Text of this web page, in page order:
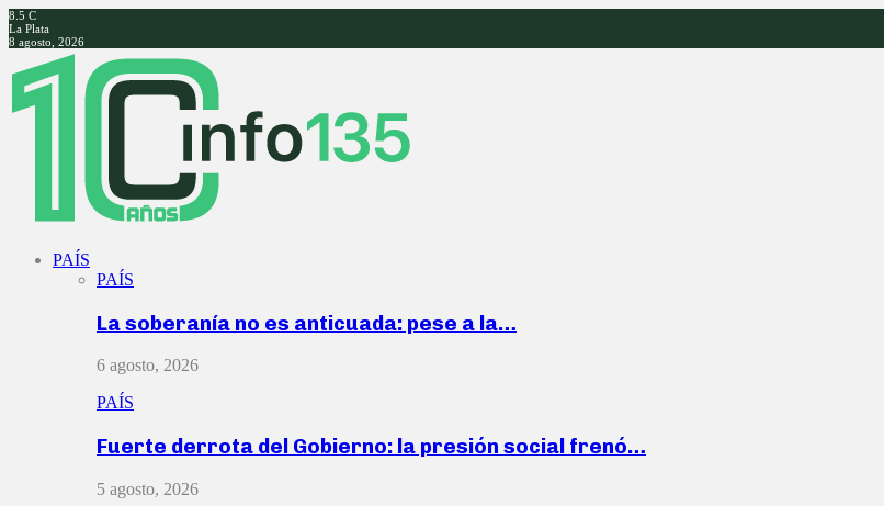
8.5 C
La Plata
8 agosto, 2026
Facebook
Twitter
Instagram
Youtube
PAÍS
PAÍS
La soberanía no es anticuada: pese a la…
6 agosto, 2026
PAÍS
Fuerte derrota del Gobierno: la presión social frenó…
5 agosto, 2026